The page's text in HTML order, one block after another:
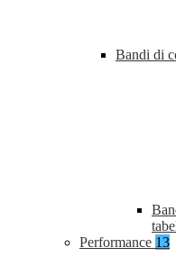
Bandi di
Performance 13